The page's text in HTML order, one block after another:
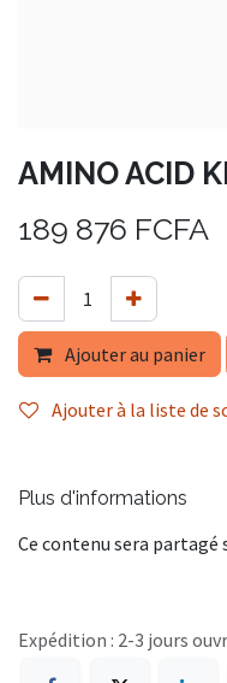
AMINO ACID
189 876 FCFA
Ajouter au panier
Ajouter à la liste de
Plus d'informations
Ce contenu sera
Expédition : 2-3 jours